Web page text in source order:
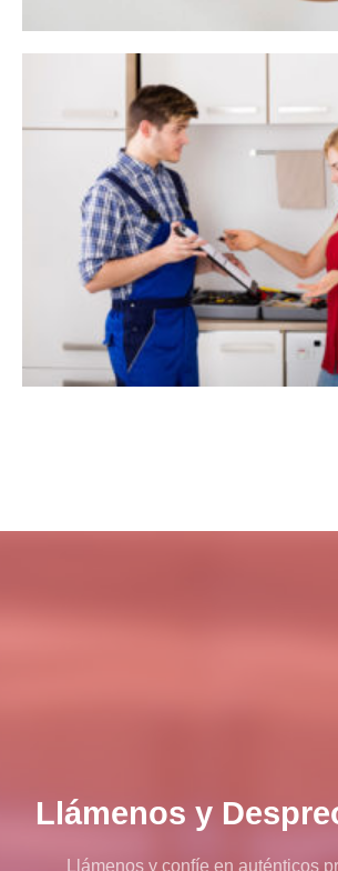
Llámenos y
Llámenos y confíe en auténticos